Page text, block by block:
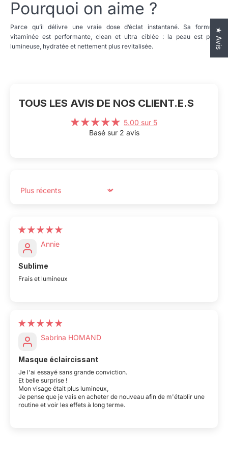
Pourquoi on aime ?
Parce qu’il délivre une vraie dose d’éclat instantané. Sa formule
vitaminée est performante, clean et ultra ciblée : la peau est plus
lumineuse, hydratée et nettement plus revitalisée.
TOUS LES AVIS DE NOS CLIENT.E.S
5.00 sur 5
Basé sur 2 avis
Sort by
Annie
Sublime
Frais et lumineux
Sabrina HOMAND
Masque éclaircissant
Je l'ai essayé sans grande conviction.
Et belle surprise !
Mon visage était plus lumineux,
Je pense que je vais en acheter de nouveau afin de m'établir une
routine et voir les effets à long terme.
★ Avis